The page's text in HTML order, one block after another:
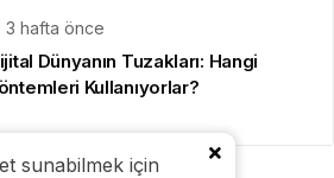
sunabilmek için
3 hafta önce
Dünyanın Tuzakları: Hangi
Kullanıyorlar?